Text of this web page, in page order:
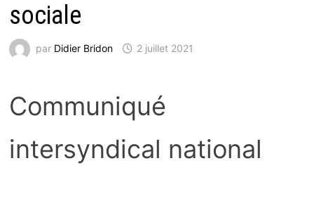
sociale
par Didier Bridon 2 juillet 2021
Communiqué
intersyndical national